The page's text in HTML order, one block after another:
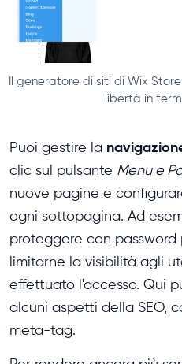
Il generatore di siti di Wix
libertà in
Puoi gestire la
clic sul pulsante Menu e
nuove pagine e
ogni sottopagina. Ad
proteggere con
limitarne la visibilità agli
effettuato l'accesso. Qui
alcuni aspetti della SEO,
meta-tag.